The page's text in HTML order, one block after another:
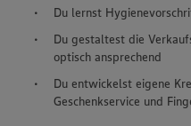
Du lernst
Du gestaltest die
optisch ansprechend
Du entwickelst eigene
Geschenkservice und